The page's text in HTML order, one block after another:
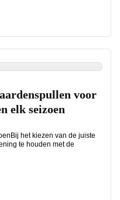
voor
elk seizoen
het kiezen van de juiste
te houden met de